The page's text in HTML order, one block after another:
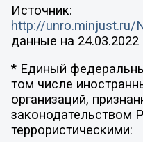
Источник:
http://unro.minjust.ru/
данные на 24.03.2022
* Единый
том числе
организаций,
законодательством
террористическими: